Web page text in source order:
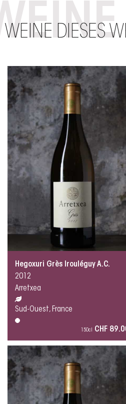
WEINE DIESES
Hegoxuri Grès Irouléguy A.C.
2012
Arretxea
Sud-Ouest, France
150cl CHF